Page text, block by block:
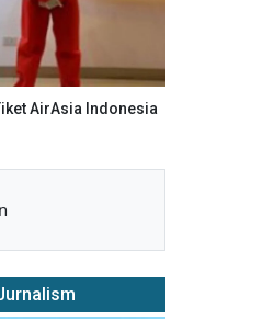
AirAsia Indonesia